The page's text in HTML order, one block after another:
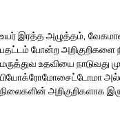
உயர் இரத்த அழுத்தம்,
பதட்டம் போன்ற
மருத்துவ உதவியை நாடுவது
பியோக்ரோமோசைட்டோமா
நிலைகளின் அறிகுறிகளாக